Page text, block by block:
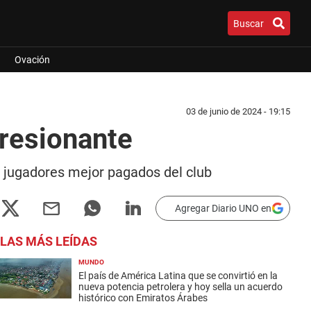
Buscar
Ovación
03 de junio de 2024 - 19:15
mejor pagados del club
Agregar Diario UNO en
LAS MÁS LEÍDAS
MUNDO
El país de América Latina que se convirtió en la
nueva potencia petrolera y hoy sella un acuerdo
histórico con Emiratos Árabes